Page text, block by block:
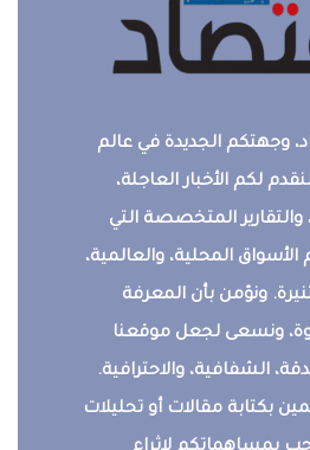
وجهتكم الجديدة في عالم
لكم الأخبار العاجلة،
والتقارير المتخصصة التي
المحلية، والعالمية،
ونؤمن بأن المعرفة
ونسعى لجعل موقعنا
الشفافية، والاحترافية.
بكتابة مقالات أو تحليلات